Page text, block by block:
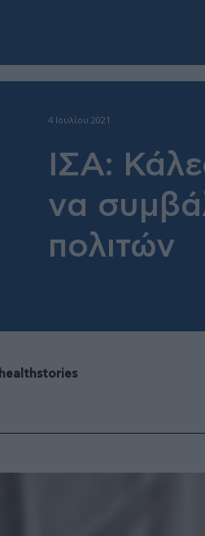
4 Ιουλίου 2021
ΙΣΑ:
να
πολιτών
healthstories